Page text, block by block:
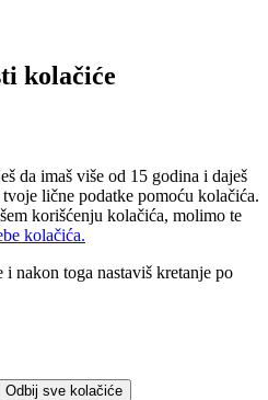
kolačiće
da imaš više od 15 godina i daješ
lične podatke pomoću kolačića.
korišćenju kolačića, molimo te
kolačića.
nakon toga nastaviš kretanje po
Odbij sve kolačiće